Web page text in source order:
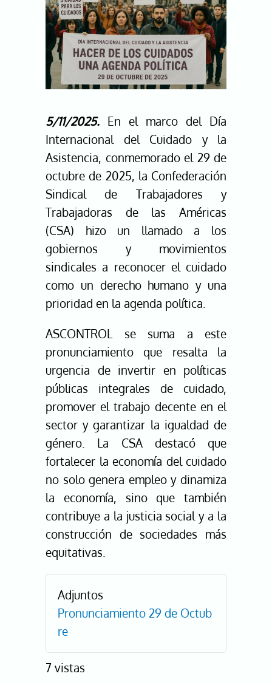
5/11/2025. En el marco del Día
Internacional del Cuidado y la
Asistencia, conmemorado el 29 de
octubre de 2025, la Confederación
Sindical de Trabajadores y
Trabajadoras de las Américas
(CSA) hizo un llamado a los
gobiernos y movimientos
sindicales a reconocer el cuidado
como un derecho humano y una
prioridad en la agenda política.
ASCONTROL se suma a este
pronunciamiento que resalta la
urgencia de invertir en políticas
públicas integrales de cuidado,
promover el trabajo decente en el
sector y garantizar la igualdad de
género. La CSA destacó que
fortalecer la economía del cuidado
no solo genera empleo y dinamiza
la economía, sino que también
contribuye a la justicia social y a la
construcción de sociedades más
equitativas.
Adjuntos
Pronunciamiento 29 de Octub
re
7 vistas